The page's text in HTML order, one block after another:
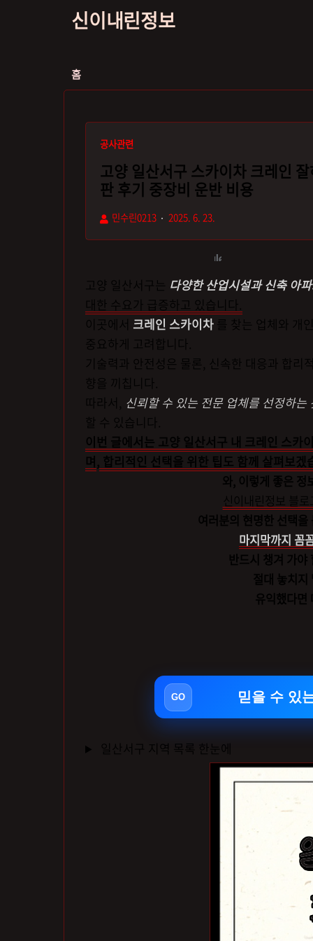
신이내린정보
홈
공사관련
고양 일산서구 스카이차 크레인
판 후기 중장비 운반 비용
민수린0213 2025. 6. 23.
고양 일산서구는 다양한 산업시설과 신축 아
대한 수요가 급증하고 있습니다.
이곳에서 크레인 스카이차 를 찾는 업체와 개
중요하게 고려합니다.
기술력과 안전성은 물론, 신속한 대응과 합리
향을 끼칩니다.
따라서, 신뢰할 수 있는 전문 업체를 선정하
할 수 있습니다.
이번 글에서는 고양 일산서구 내 크레인 스카
며, 합리적인 선택을 위한 팁도 함께 살펴보겠
와, 이렇게 좋은 정
신이내린정보 블
여러분의 현명한 선택
마지막까지 꼼
반드시 챙겨 가
절대 놓치지
유익했다면
믿을 수 있
일산서구 지역 목록 한눈에